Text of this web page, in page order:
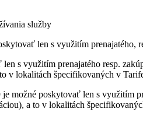
služby
len s využitím prenajatého,
s využitím prenajatého resp.
v lokalitách špecifikovaných v
možné poskytovať len s využitím
a to v lokalitách